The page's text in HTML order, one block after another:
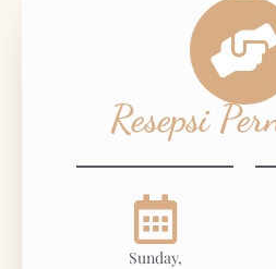
Resepsi
Sunday,